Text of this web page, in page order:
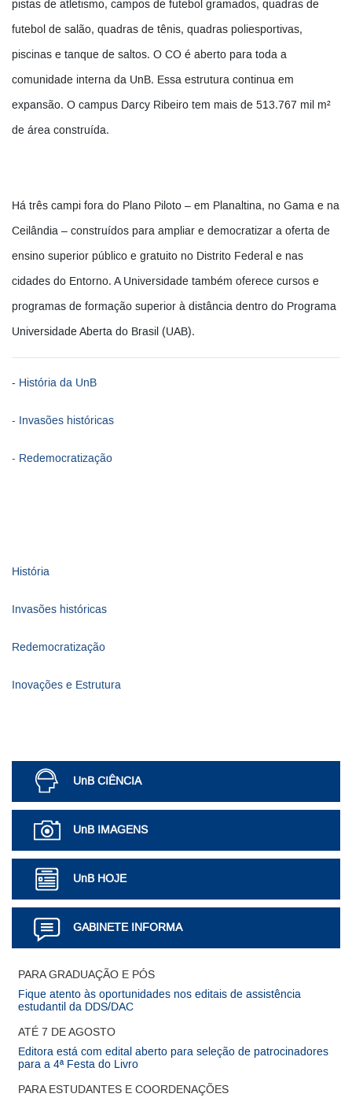
pistas de atletismo, campos de futebol gramados, quadras de
futebol de salão, quadras de tênis, quadras poliesportivas,
piscinas e tanque de saltos. O CO é aberto para toda a
comunidade interna da UnB. Essa estrutura continua em
expansão. O campus Darcy Ribeiro tem mais de 513.767 mil m²
de área construída.
Há três campi fora do Plano Piloto – em Planaltina, no Gama e na
Ceilândia – construídos para ampliar e democratizar a oferta de
ensino superior público e gratuito no Distrito Federal e nas
cidades do Entorno. A Universidade também oferece cursos e
programas de formação superior à distância dentro do Programa
Universidade Aberta do Brasil (UAB).
- História da UnB
- Invasões históricas
- Redemocratização
História
Invasões históricas
Redemocratização
Inovações e Estrutura
UnB CIÊNCIA
UnB IMAGENS
UnB HOJE
GABINETE INFORMA
Mais Notícias
PARA GRADUAÇÃO E PÓS
Fique atento às oportunidades nos editais de assistência
estudantil da DDS/DAC
ATÉ 7 DE AGOSTO
Editora está com edital aberto para seleção de patrocinadores
para a 4ª Festa do Livro
PARA ESTUDANTES E COORDENAÇÕES